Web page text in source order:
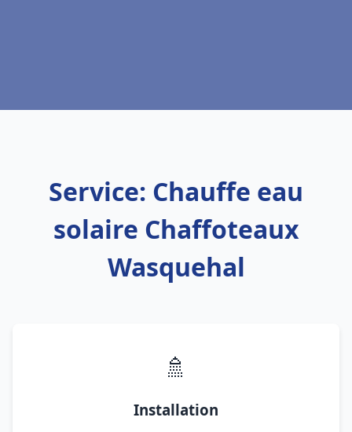
Service: Chauffe eau
solaire Chaffoteaux
Wasquehal
🚿
Installation